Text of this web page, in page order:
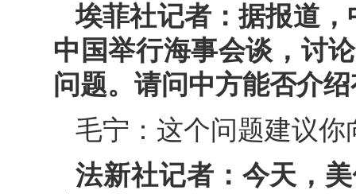
埃菲社记者：据报道
中国举行海事会谈，讨
问题。请问中方能否介
毛宁：这个问题建议
法新社记者：今天，